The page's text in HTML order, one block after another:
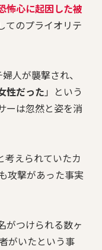
怖心に起因した被
てのプライオリテ
人が襲撃され、
性だった 」という
ーは忽然と姿を消
考えられていたカ
攻撃があった事実
がつけられる数ヶ
がいたという事